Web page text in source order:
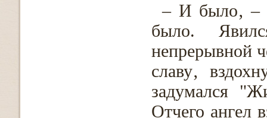
– И было‚ –
было.
непрерывной
славу‚
задумался
Отчего ангел